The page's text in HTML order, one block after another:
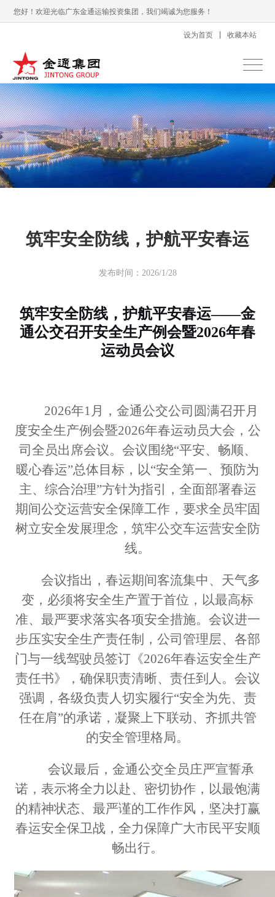
您好！欢迎光临广东金通运输投资集团，我们竭诚为您服务！
设为首页 收藏本站
筑牢安全防线，护航平安春运
发布时间：2026/1/28
筑牢安全防线，护航平安春运——金
通公交召开安全生产例会暨2026年春
运动员会议
2026年1月，金通公交公司 圆满召开月
度安全生产例会暨2026年春运动员大会 ， 公
司全员出席会议。 会议围绕“平安、畅顺、
暖心春运”总体目标，以“安全第一、预防为
主、综合治理”方针为指引
，全面部署春运
期间公交运营安全保障工作， 要求全员牢固
树立安全发展理念，筑牢公交车运营安全防
线。
会议指出 ，春运期间客流集中、天气多
变，必须将安全生产置于首位，以最高标
准、最严要求落实各项安全措施。会议进一
步压实安全生产责任制，公司管理层、各部
门与一线驾驶员签订《2026年春运安全生产
责任书》，确保职责清晰、责任到人。会议
强调， 各级负责人切实履行“安全为先、责
任在肩”的承诺， 凝聚上下联动、齐抓共管
的安全管理格局。
会议最后，金通公交全员庄严宣誓承
诺， 表示将全力以赴、密切协作，以最饱满
的精神状态、最严谨的工作作风，坚决打赢
春运安全保卫战，全力保障广大市民平安顺
畅出行。